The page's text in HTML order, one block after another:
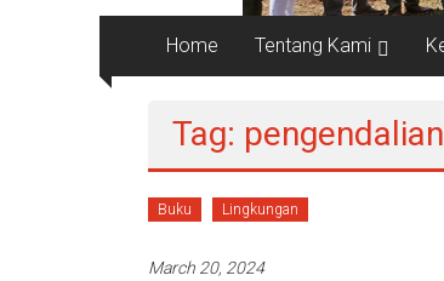
Home Tentang Kami
Tag:
Buku Lingkungan
March 20, 2024